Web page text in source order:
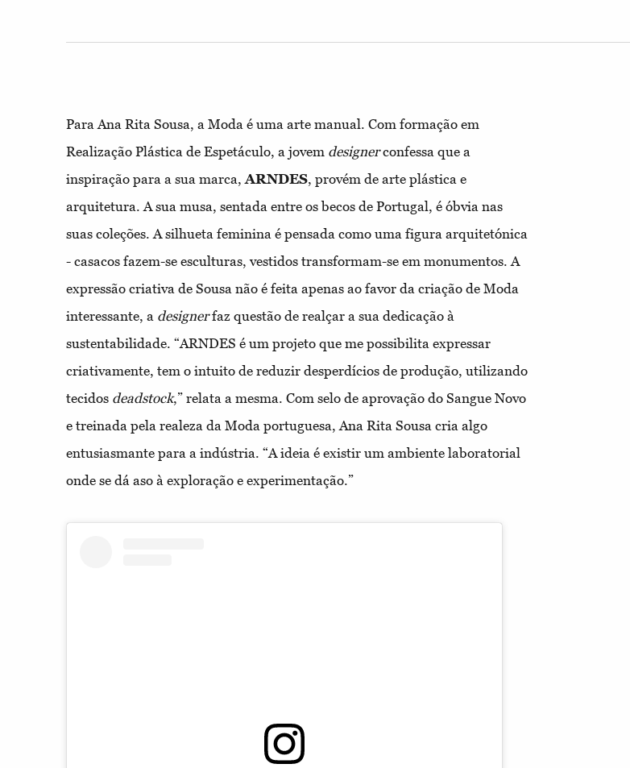
Para Ana Rita Sousa, a Moda é uma arte manual. Com formação em
Realização Plástica de Espetáculo, a jovem designerconfessa que a
inspiração para a sua marca,ARNDES, provém de arte plástica e
arquitetura. A sua musa, sentada entre os becos de Portugal, é óbvia nas
suas coleções. A silhueta feminina é pensada como uma figura arquitetónica
- casacos fazem-se esculturas, vestidos transformam-se em monumentos. A
expressão criativa de Sousa não é feita apenas ao favor da criação de Moda
interessante, a designerfaz questão de realçar a sua dedicação à
sustentabilidade. “ARNDES é um projeto que me possibilita expressar
criativamente, tem o intuito de reduzir desperdícios de produção, utilizando
tecidos deadstock,” relata a mesma. Com selo de aprovação do Sangue Novo
e treinada pela realeza da Moda portuguesa, Ana Rita Sousa cria algo
entusiasmante para a indústria. “A ideia é existir um ambiente laboratorial
onde se dá aso à exploração e experimentação.”